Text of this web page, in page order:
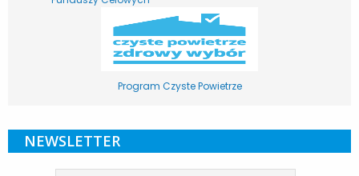
Program Czyste Powietrze
NEWSLETTER